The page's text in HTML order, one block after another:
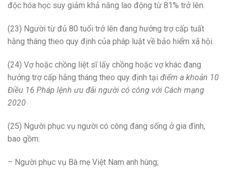
độc hóa học suy giảm khả năng lao động từ 81% trở lên.
(23) Người từ đủ 80 tuổi trở lên đang hưởng trợ cấp tuất
hằng tháng theo quy định của pháp luật về bảo hiểm xã hội.
(24) Vợ hoặc chồng liệt sĩ lấy chồng hoặc vợ khác đang
hưởng trợ cấp hằng tháng theo quy định tại điểm a khoản 10
Điều 16 Pháp lệnh ưu đãi người có công với Cách mạng
2020
(25) Người phục vụ người có công đang sống ở gia đình,
bao gồm:
– Người phục vụ Bà mẹ Việt Nam anh hùng;